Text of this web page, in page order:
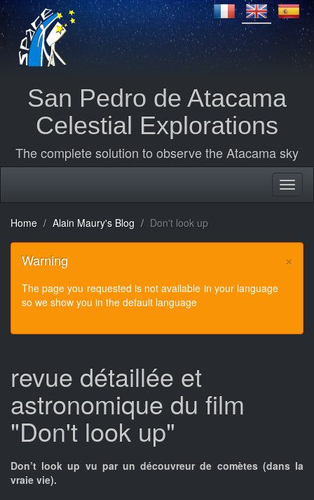
San Pedro de Atacama
Celestial Explorations
The complete solution to observe the Atacama sky
Home Alain Maury's Blog Don't look up
×
Warning
The page you requested is not available in your language
so we show you in the default language
revue détaillée et
astronomique du film
"Don't look up"
Don’t look up vu par un découvreur de comètes (dans la
vraie vie).